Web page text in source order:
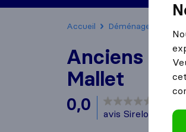
Accueil Déménageurs France
Anciens
Mallet
0,0
avis Sirelo et